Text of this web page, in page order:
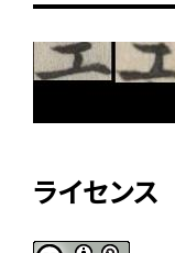
ライセンス